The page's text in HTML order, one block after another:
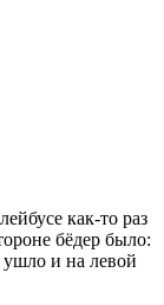
как-то раз
бёдер было:
и на левой